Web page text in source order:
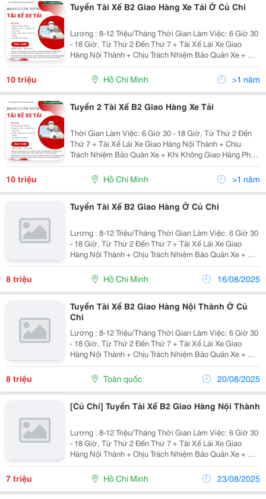
Tuyển Tài Xế B2 Giao Hàng Xe Tải Ở Củ Chi
Lương : 8-12 Triệu/Tháng Thời Gian Làm Việc: 6 Giờ 30
- 18 Giờ, Từ Thứ 2 Đến Thứ 7 + Tài Xế Lái Xe Giao
Hàng Nội Thành + Chịu Trách Nhiệm Bảo Quản Xe + Khi
Không Giao Hàng Phải Theo Sự Điều Động Công Việc
10 triệu Hồ Chí Minh >1 năm
Tuyển 2 Tài Xế B2 Giao Hàng Xe Tải
Thời Gian Làm Việc: 6 Giờ 30 - 18 Giờ, Từ Thứ 2 Đến
Thứ 7 + Tài Xế Lái Xe Giao Hàng Nội Thành + Chịu
Trách Nhiệm Bảo Quản Xe + Khi Không Giao Hàng Phải
Theo Sự Điều Động Công Việc Của Quản Lý Xưởng -
Yêu Cầu : + Rành Đường Tphcm + Nhanh...
10 triệu Hồ Chí Minh >1 năm
Tuyển Tài Xế B2 Giao Hàng Ở Củ Chi
Lương : 8-12 Triệu/Tháng Thời Gian Làm Việc: 6 Giờ 30
- 18 Giờ, Từ Thứ 2 Đến Thứ 7 + Tài Xế Lái Xe Giao
Hàng Nội Thành + Chịu Trách Nhiệm Bảo Quản Xe + Khi
Không Giao Hàng Phải Theo Sự Điều Động Công Việc
8 triệu Hồ Chí Minh 16/08/2025
Tuyển Tài Xế B2 Giao Hàng Nội Thành Ở Củ
Chi
Lương : 8-12 Triệu/Tháng Thời Gian Làm Việc: 6 Giờ 30
- 18 Giờ, Từ Thứ 2 Đến Thứ 7 + Tài Xế Lái Xe Giao
Hàng Nội Thành + Chịu Trách Nhiệm Bảo Quản Xe + Khi
Không Giao Hàng Phải Theo Sự Điều Động Công Việc
8 triệu Toàn quốc 20/08/2025
[Củ Chi] Tuyển Tài Xế B2 Giao Hàng Nội Thành
Lương : 8-12 Triệu/Tháng Thời Gian Làm Việc: 6 Giờ 30
- 18 Giờ, Từ Thứ 2 Đến Thứ 7 + Tài Xế Lái Xe Giao
Hàng Nội Thành + Chịu Trách Nhiệm Bảo Quản Xe + Khi
Không Giao Hàng Phải Theo Sự Điều Động Công Việc
7 triệu Hồ Chí Minh 23/08/2025